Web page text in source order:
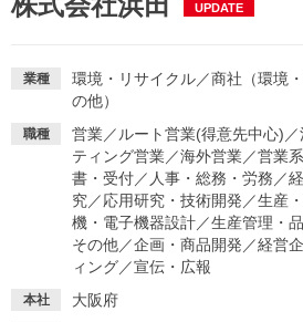
イベントを探す スカウト
就活ノウハウ・サポート
就活支援
就活ノウハウが満載！
UPDATE
業種 環境・リサイクル／商社（環境
の他）
職種 営業／ ルート営業(得意先中心) ／
ティング営業／海外営業／営業
書・受付／ 人事・総務・労務 ／
究／応用研究・技術開発 ／生産
機・電子機器設計／生産管理・
その他／企画・商品開発 ／経営
ィング／宣伝・広報
本社 大阪府